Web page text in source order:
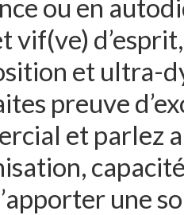
ou en
vif(ve)
et ultra-
preuve
et parlez
une